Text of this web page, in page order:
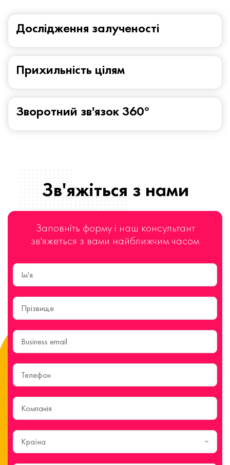
Дослідження залученості
Прихильність цілям
Зворотний зв'язок 360°
Зв'яжіться з нами
Заповніть форму і наш консультант
зв'яжеться з вами найближчим часом
Країна